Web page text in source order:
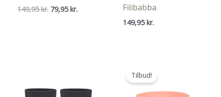
149,95kr. Den
79,95kr.
Filibabba
149,95kr.
Tilbud!